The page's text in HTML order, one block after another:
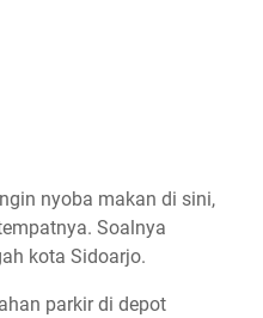
nyoba makan di sini,
Soalnya
kota Sidoarjo.
parkir di depot